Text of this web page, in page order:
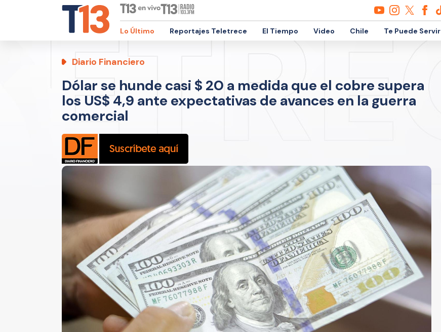
Lo Último Reportajes Teletrece El Tiempo Video Chile Te Puede Servir
Diario Financiero
Dólar se hunde casi $ 20 a medida que el cobre supera
los US$ 4,9 ante expectativas de avances en la guerra
comercial